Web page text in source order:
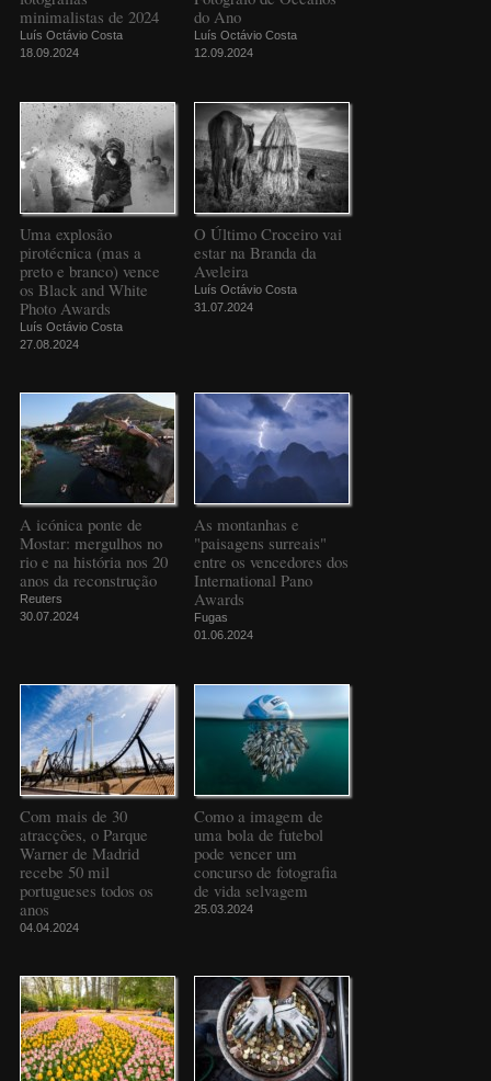
minimalistas de 2024
Luís Octávio Costa
18.09.2024
do Ano
Luís Octávio Costa
12.09.2024
Uma explosão
pirotécnica (mas a
preto e branco) vence
os Black and White
Photo Awards
Luís Octávio Costa
27.08.2024
O Último Croceiro vai
estar na Branda da
Aveleira
Luís Octávio Costa
31.07.2024
A icónica ponte de
Mostar: mergulhos no
rio e na história nos 20
anos da reconstrução
Reuters
30.07.2024
As montanhas e
"paisagens surreais"
entre os vencedores dos
International Pano
Awards
Fugas
01.06.2024
Com mais de 30
atracções, o Parque
Warner de Madrid
recebe 50 mil
portugueses todos os
anos
04.04.2024
Como a imagem de
uma bola de futebol
pode vencer um
concurso de fotografia
de vida selvagem
25.03.2024